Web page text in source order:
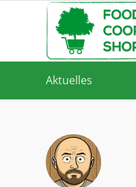
Aktuelles